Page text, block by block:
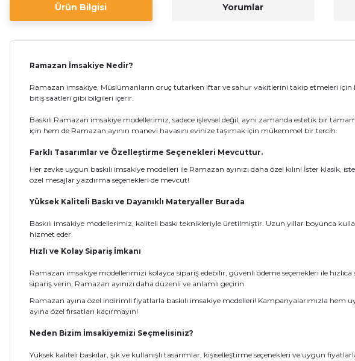
Ürün Bilgisi Yorumlar
Ramazan İmsakiye Nedir?
Ramazan imsakiye, Müslümanların oruç tutarken iftar ve sahur vakitlerini takip etmeleri
bitiş saatleri gibi bilgileri içerir.
Baskılı Ramazan imsakiye modellerimiz, sadece işlevsel değil, aynı zamanda estetik bir
için hem de Ramazan ayının manevi havasını evinize taşımak için mükemmel bir tercih.
Farklı Tasarımlar ve Özelleştirme Seçenekleri Mevcuttur.
Her zevke uygun baskılı imsakiye modelleri ile Ramazan ayınızı daha özel kılın! İster
özel mesajlar yazdırma seçenekleri de mevcut!
Yüksek Kaliteli Baskı ve Dayanıklı Materyaller Burada
Baskılı imsakiye modellerimiz, kaliteli baskı teknikleriyle üretilmiştir. Uzun yıllar boyunca
hizmet eder.
Hızlı ve Kolay Sipariş İmkanı
Ramazan imsakiye modellerimizi kolayca sipariş edebilir, güvenli ödeme seçenekleri ile
sipariş verin, Ramazan ayınızı daha düzenli ve anlamlı geçirin
Ramazan ayına özel indirimli fiyatlarla baskılı imsakiye modelleri! Kampanyalarımızla
ayına özel fırsatları kaçırmayın!
Neden Bizim İmsakiyemizi Seçmelisiniz?
Yüksek kaliteli baskılar, şık ve kullanışlı tasarımlar, kişiselleştirme seçenekleri ve uygun